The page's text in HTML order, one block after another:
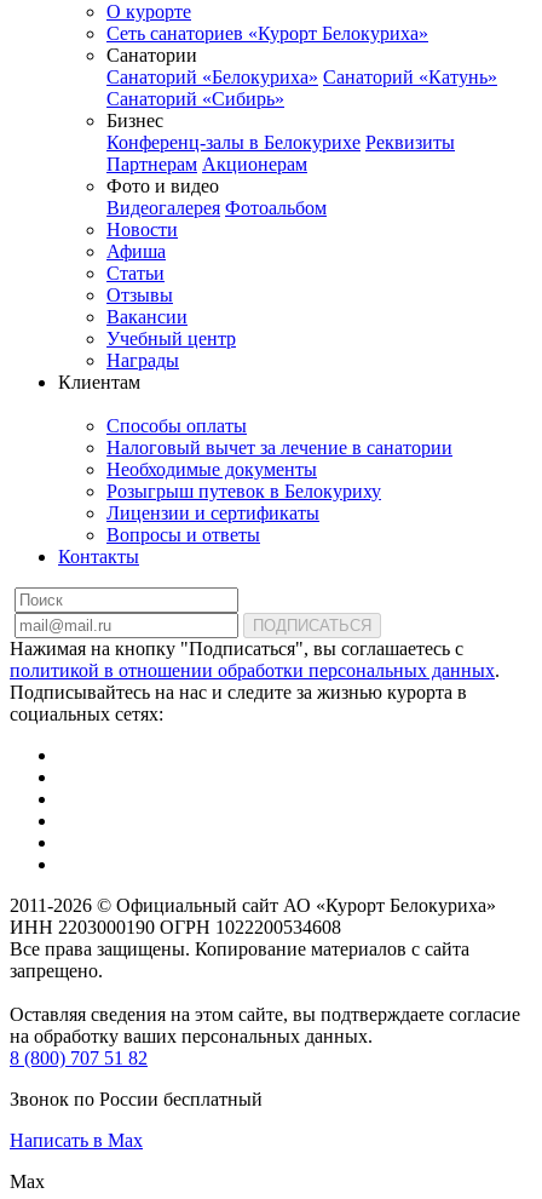
О курорте
Сеть санаториев «Курорт Белокуриха»
Санатории
Санаторий «Белокуриха» Санаторий «Катунь»
Санаторий «Сибирь»
Бизнес
Конференц-залы в Белокурихе Реквизиты
Партнерам Акционерам
Фото и видео
Видеогалерея Фотоальбом
Новости
Афиша
Статьи
Отзывы
Вакансии
Учебный центр
Награды
Клиентам
Способы оплаты
Налоговый вычет за лечение в санатории
Необходимые документы
Розыгрыш путевок в Белокуриху
Лицензии и сертификаты
Вопросы и ответы
Контакты
ПОДПИСАТЬСЯ
Нажимая на кнопку "Подписаться", вы соглашаетесь с
политикой в отношении обработки персональных данных.
Подписывайтесь на нас и следите за жизнью курорта в
социальных сетях:
2011-2026 © Официальный сайт АО «Курорт Белокуриха»
ИНН 2203000190 ОГРН 1022200534608
Все права защищены. Копирование материалов с сайта
запрещено.
Оставляя сведения на этом сайте, вы подтверждаете согласие
на обработку ваших персональных данных.
8 (800) 707 51 82
Звонок по России бесплатный
Написать в Max
Max